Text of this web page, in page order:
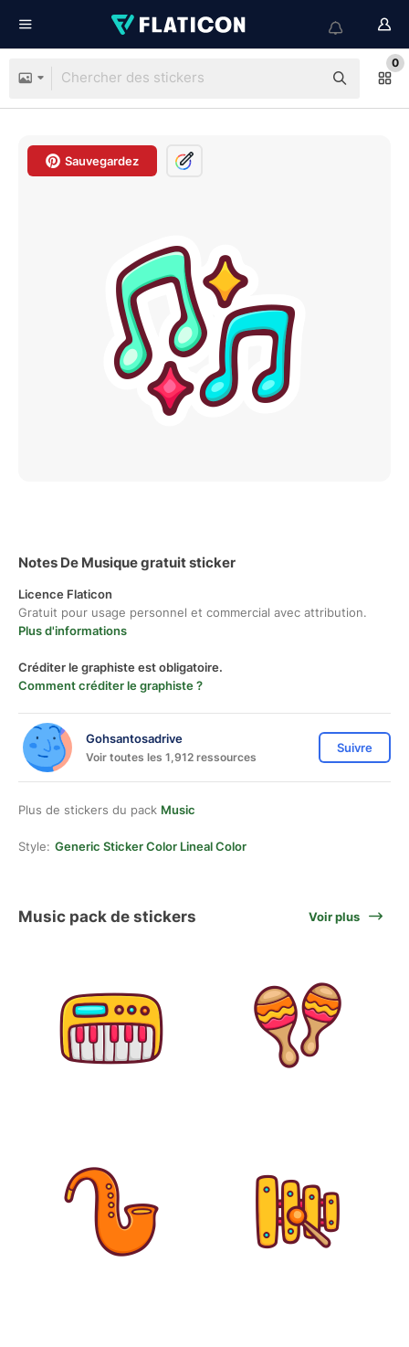
0
Sauvegardez
Notes De Musique gratuit sticker
Licence Flaticon
Gratuit pour usage personnel et commercial avec attribution.
Plus d'informations
Créditer le graphiste est obligatoire.
Comment créditer le graphiste ?
Gohsantosadrive
Voir toutes les 1,912 ressources
Suivre
Plus de stickers du pack Music
Style: Generic Sticker Color Lineal Color
Music pack de stickers Voir plus